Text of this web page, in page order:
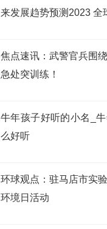
来发展趋势预测2023 全
焦点速讯：武警官兵围
急处突训练！
牛年孩子好听的小名_
么好听
环球观点：驻马店市实
环境日活动